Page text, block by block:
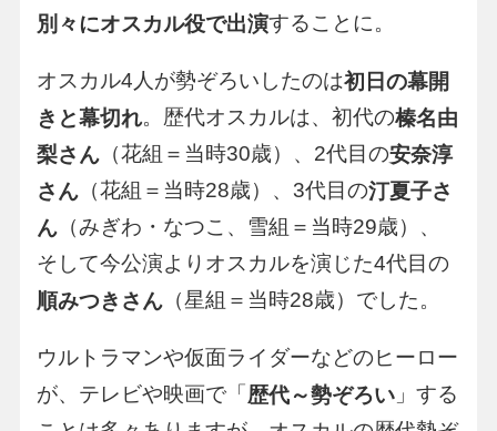
別々にオスカル役で出演することに。
オスカル4人が勢ぞろいしたのは初日の幕開
きと幕切れ。歴代オスカルは、初代の榛名由
梨さん（花組＝当時30歳）、2代目の安奈淳
さん（花組＝当時28歳）、3代目の汀夏子さ
ん（みぎわ・なつこ、雪組＝当時29歳）、
そして今公演よりオスカルを演じた4代目の
順みつきさん（星組＝当時28歳）でした。
ウルトラマンや仮面ライダーなどのヒーロー
が、テレビや映画で「 歴代～勢ぞろい」する